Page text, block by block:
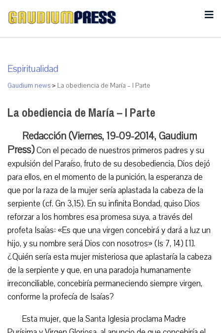
Espiritualidad
Gaudium news > La obediencia de María – I Parte
La obediencia de María – I Parte
Redacción (Viernes, 19-09-2014, Gaudium
Press)Con el pecado de nuestros primeros padres y su
expulsión del Paraíso, fruto de su desobediencia, Dios dejó
para ellos, en el momento de la punición, la esperanza de
que por la raza de la mujer sería aplastada la cabeza de la
serpiente (cf. Gn 3,15). En su infinita Bondad, quiso Dios
reforzar a los hombres esa promesa suya, a través del
profeta Isaías: «Es que una virgen concebirá y dará a luz un
hijo, y su nombre será Dios con nosotros» (Is 7, 14) [1].
¿Quién sería esta mujer misteriosa que aplastaría la cabeza
de la serpiente y que, en una paradoja humanamente
irreconciliable, concebiría permaneciendo siempre virgen,
conforme la profecía de Isaías?
Esta mujer, que la Santa Iglesia proclama Madre